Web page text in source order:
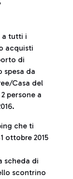
a tutti i
acquisti
di
spesa da
Casa del
persone a
che ti
ottobre 2015
scheda di
scontrino